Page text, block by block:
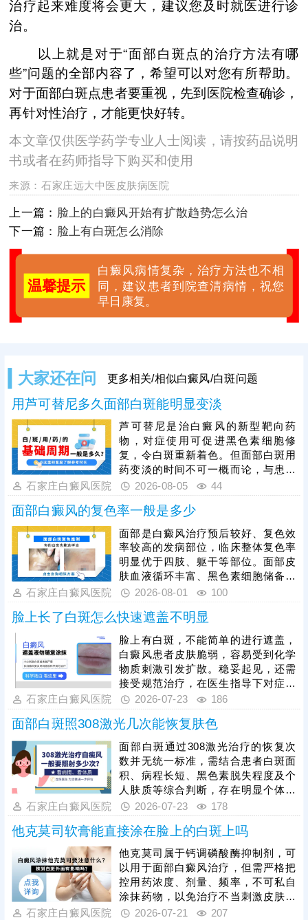
治疗起来难度将会更大，建议您及时就医进行诊
治。
以上就是对于“面部白斑点的治疗方法有哪
些”问题的全部内容了，希望可以对您有所帮助。
对于面部白斑点患者要重视，先到医院检查确诊，
再针对性治疗，才能更快好转。
本文章仅供医学药学专业人士阅读，请按药品说明
书或者在药师指导下购买和使用
来源：石家庄远大中医皮肤病医院
上一篇： 脸上的白癜风开始有扩散趋势怎么治
下一篇： 脸上有白斑怎么消除
温馨提示
白癜风病情复杂，治疗方法也不相
同，建议患者到院查清病情，祝您
早日康复。
大家还在问 更多相关/相似白癜风/白斑问题
用芦可替尼多久面部白斑能明显变淡
芦可替尼是治白癜风的新型靶向药
物，对症使用可促进黑色素细胞修
复，令白斑重新着色。但面部白斑用
药变淡的时间不可一概而论，与患者
年龄、白斑脱色程度、是否做好护理
都有关系。为了加快肤色还原，建议
趁着发病早期就医，早期白斑症状
轻，及时治疗恢复速度更快。同时，
还需注意，并非所有患者都适合使用
芦可替尼，治疗前务必先做检查分析
病情，对症用药，令祛白真正发挥作
用。
石家庄白癜风医院 2026-08-05 44
面部白癜风的复色率一般是多少
面部是白癜风治疗预后较好、复色效
率较高的发病部位，临床整体复色率
明显优于四肢、躯干等部位。面部皮
肤血液循环丰富、黑色素细胞储备充
足，对治疗敏感度高，是其更易复色
用药、偏方医治，不当干预易刺激皮
肤、加重色素脱失，需坚持科学规范
化治疗。308准分子激光是面部白癜
风的优选治疗方式，安全性高、针对
性强，准确作用于白斑病灶，刺激黑
色素细胞再生，适配面部娇嫩肌肤，
白癜风复色是循序渐进的过程，患者
需保持
石家庄白癜风医院 2026-08-01 100
脸上长了白斑怎么快速遮盖不明显
脸上有白斑，不能简单的进行遮盖，
白癜风患者皮肤脆弱，容易受到化学
物质刺激引发扩散。稳妥起见，还需
接受规范治疗，在医生指导下对症用
药、照光治疗，促进黑色素细胞修
加强护理措施，避免外伤感染、暴
晒，养成健康生活习惯，防治结合，
消灭白斑，免遭困扰。
石家庄白癜风医院 2026-07-23 186
面部白斑照308激光几次能恢复肤色
面部白斑通过308激光治疗的恢复次
数并无统一标准，需结合患者白斑面
积、病程长短、黑色素脱失程度及个
人肤质等综合判断，存在明显个体差
异。治疗的核心关键在于坚持规律照
射，切勿因短期未见明显效果就随意
中断、暂停治疗，否则会导致黑色素
修复进程受阻，大幅延长治疗周期，
甚至造成病情反复。临床中可在医生
指导下搭配药物辅助治疗，加快肤色
恢复速度。同时，照光后的科学护理
必不可少，助力白斑快速复色。
石家庄白癜风医院 2026-07-23 178
他克莫司软膏能直接涂在脸上的白斑上吗
他克莫司属于钙调磷酸酶抑制剂，可
以用于面部白癜风治疗，但需严格把
控用药浓度、剂量、频率，不可私自
涂抹药物，以免治疗不当刺激皮肤。
而且白癜风病情复杂多变，并非所有
石家庄白癜风医院 2026-07-21 207